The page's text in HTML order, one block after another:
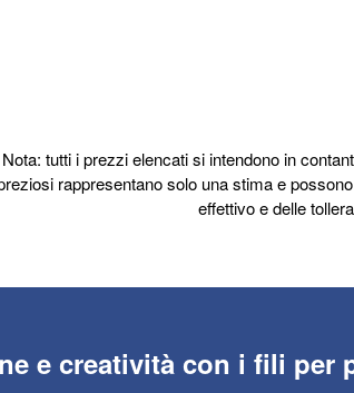
Nota: tutti i prezzi elencati si intendono in
rappresentano solo una stima e
effettivo e delle
e creatività con i fili per